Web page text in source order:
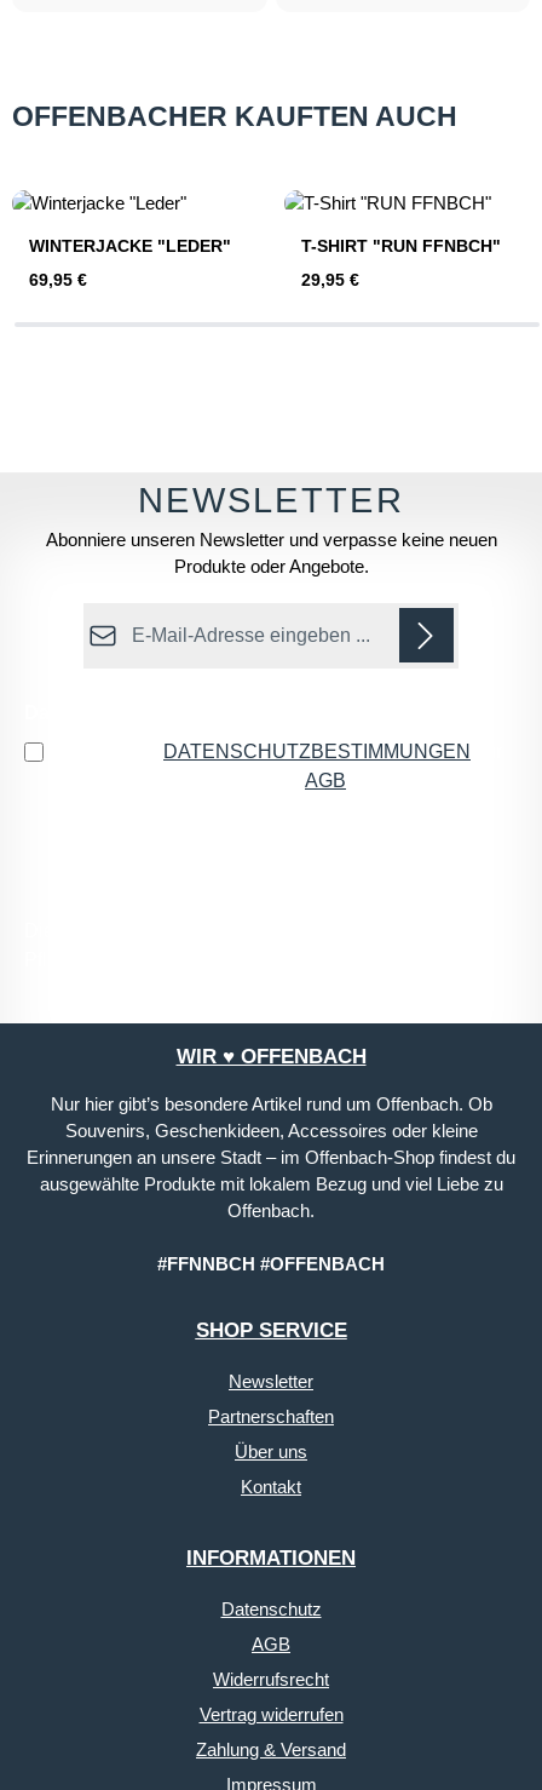
OFFENBACHER KAUFTEN AUCH
WINTERJACKE "LEDER"
Regulärer Preis:
69,95 €
T-SHIRT "RUN FFNBCH"
Regulärer Preis:
29,95 €
Abonniere unseren Newsletter und verpasse keine neuen
Produkte oder Angebote.
E-Mail-Adresse*
DATENSCHUTZBESTIMMUNGEN
AGB
WIR ♥ OFFENBACH
Nur hier gibt’s besondere Artikel rund um Offenbach. Ob
Souvenirs, Geschenkideen, Accessoires oder kleine
Erinnerungen an unsere Stadt – im Offenbach-Shop findest du
ausgewählte Produkte mit lokalem Bezug und viel Liebe zu
Offenbach.
#FFNNBCH #OFFENBACH
SHOP SERVICE
Newsletter
Partnerschaften
Über uns
Kontakt
INFORMATIONEN
Datenschutz
AGB
Widerrufsrecht
Vertrag widerrufen
Zahlung & Versand
Impressum